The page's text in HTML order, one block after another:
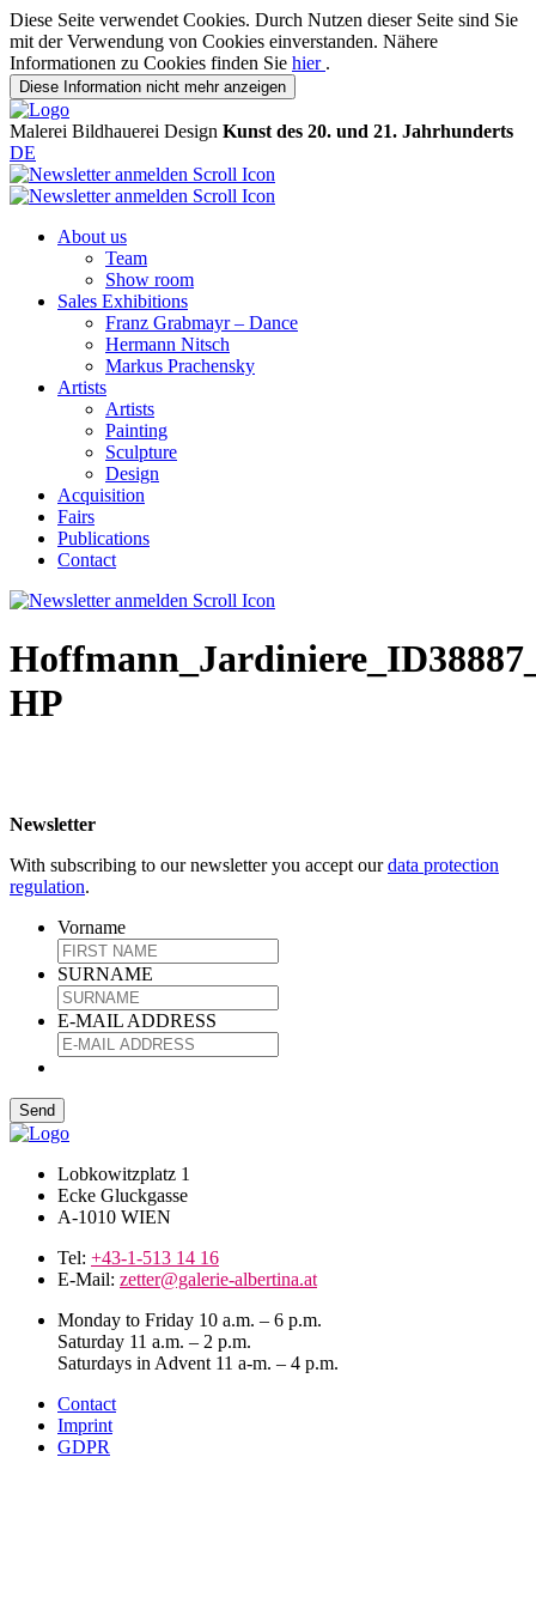
Diese Seite verwendet Cookies. Durch Nutzen dieser Seite sind Sie
mit der Verwendung von Cookies einverstanden. Nähere
Informationen zu Cookies finden Sie hier .
Diese Information nicht mehr anzeigen
Malerei Bildhauerei Design Kunst des 20. und 21. Jahrhunderts
DE
About us
Team
Show room
Sales Exhibitions
Franz Grabmayr – Dance
Hermann Nitsch
Markus Prachensky
Artists
Artists
Painting
Sculpture
Design
Acquisition
Fairs
Publications
Contact
HP
Newsletter
With subscribing to our newsletter you accept ourdata protection
regulation.
Vorname
SURNAME
E-MAIL ADDRESS
Lobkowitzplatz 1
Ecke Gluckgasse
A-1010 WIEN
Tel: +43-1-513 14 16
E-Mail: zetter@galerie-albertina.at
Monday to Friday 10 a.m. – 6 p.m.
Saturday 11 a.m. – 2 p.m.
Saturdays in Advent 11 a-m. – 4 p.m.
Contact
Imprint
GDPR